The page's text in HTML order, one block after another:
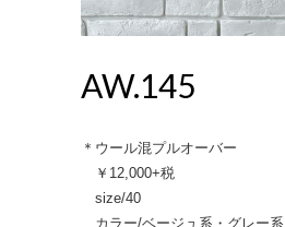
AW.145
＊ウール混プルオーバー
￥12,000+税
size/40
カラー/ベージュ系・グレー系